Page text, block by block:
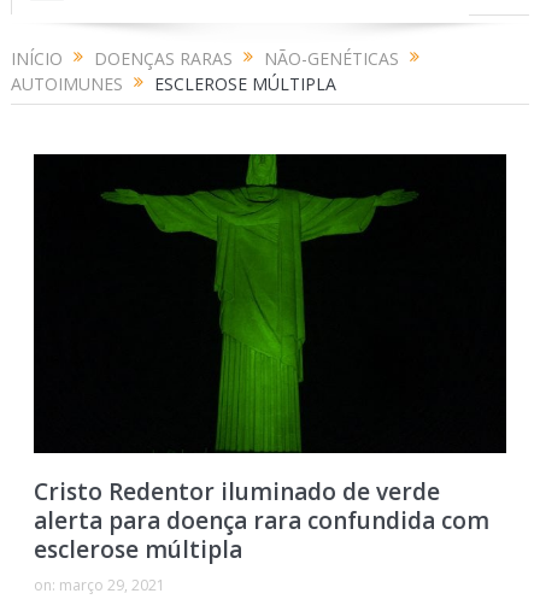
INÍCIO DOENÇAS RARAS
NÃO-GENÉTICAS
AUTOIMUNES
ESCLEROSE MÚLTIPLA
Cristo Redentor iluminado de verde
alerta para doença rara confundida com
esclerose múltipla
on: março 29, 2021